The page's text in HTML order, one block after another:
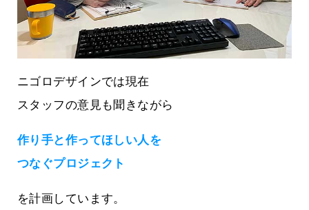
ニゴロデザインでは現在
スタッフの意見も聞きながら
作り手と作ってほしい人を
つなぐプロジェクト
を計画しています。